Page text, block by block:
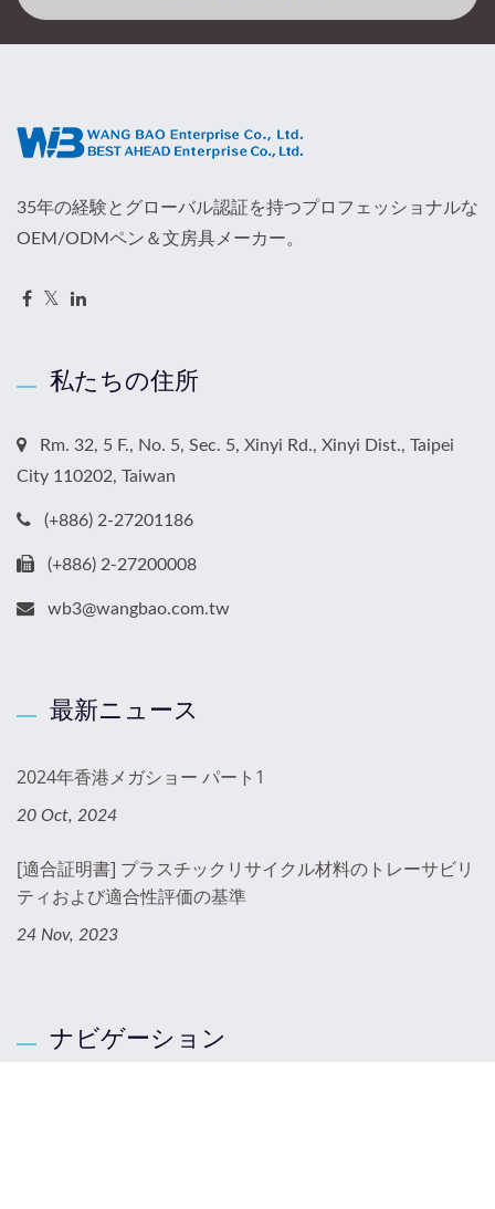
35年の経験とグローバル認証を持つプロフェッショナルな
OEM/ODMペン＆文房具メーカー。
私たちの住所
Rm. 32, 5 F., No. 5, Sec. 5, Xinyi Rd., Xinyi Dist., Taipei
City 110202, Taiwan
(+886) 2-27201186
(+886) 2-27200008
wb3@wangbao.com.tw
最新ニュース
2024年香港メガショー パート1
20 Oct, 2024
[適合証明書] プラスチックリサイクル材料のトレーサビリ
ティおよび適合性評価の基準
24 Nov, 2023
ナビゲーション